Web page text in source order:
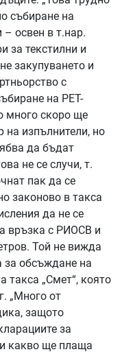
събиране на
освен в т.нар.
за текстилни и
закупуването и
с
на PET-
много скоро ще
на изпълнители, но
да бъдат
не се случи, т.
пак да се
законово в такса
да не се
връзка с РИОСВ и
Той не вижда
за обсъждане на
такса „Смет“, която
„Много от
защото
за
какво ще плаща